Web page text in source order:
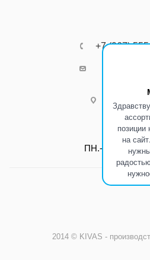
на
+7 (967)
г.Ростов-
Режим
ПН.-ПТ.: С 8:00
2014 © KIVAS -